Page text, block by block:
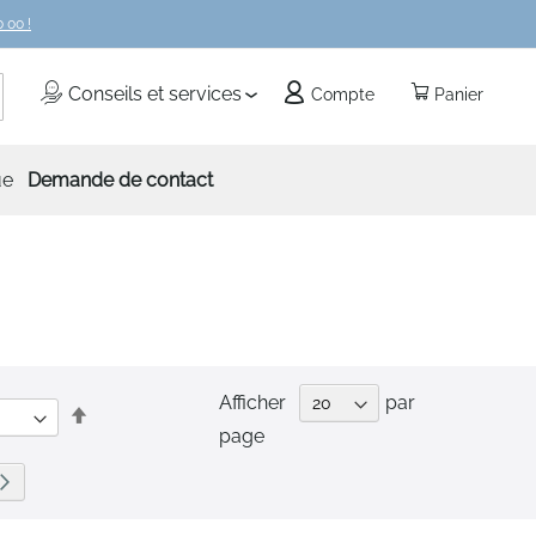
00 !
Panier
Conseils et services Compte
Rechercher
Demande de contact
Afficher
par
page